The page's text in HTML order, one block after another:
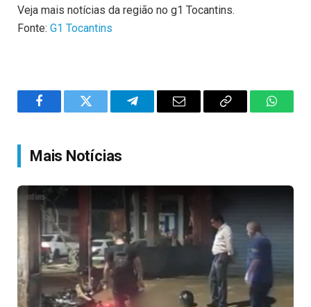
Veja mais notícias da região no g1 Tocantins.
Fonte: G1 Tocantins
FacebookTwitter TelegramEmail
Copy
Mais Notícias